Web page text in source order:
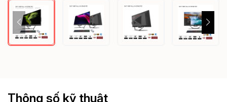
Thông số kỹ thuật